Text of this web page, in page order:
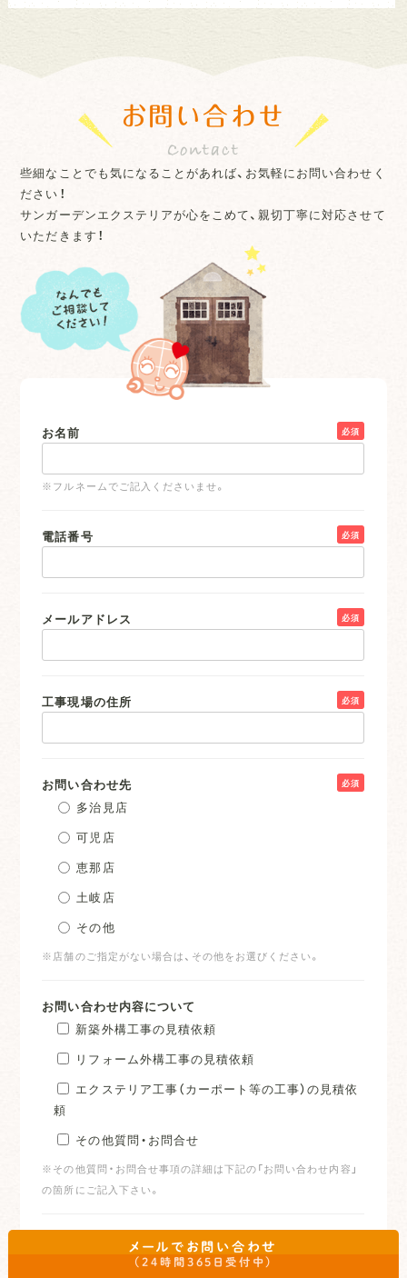
メールでお問い合わせ
（24時間365日受付中）
お問い合わせ
些細なことでも気になることがあれば、お気軽にお問い合わせく
ださい！
サンガーデンエクステリアが心をこめて、親切丁寧に対応させて
いただきます！
お名前 必須
※フルネームでご記入くださいませ。
電話番号 必須
メールアドレス 必須
工事現場の住所 必須
お問い合わせ先 必須
多治見店
可児店
恵那店
土岐店
その他
※店舗のご指定がない場合は、その他をお選びください。
お問い合わせ内容について
新築外構工事の見積依頼
リフォーム外構工事の見積依頼
エクステリア工事（カーポート等の工事）の見積依
頼
その他質問・お問合せ
※その他質問・お問合せ事項の詳細は下記の「お問い合わせ内容」
の箇所にご記入下さい。
平日の打合せも可能